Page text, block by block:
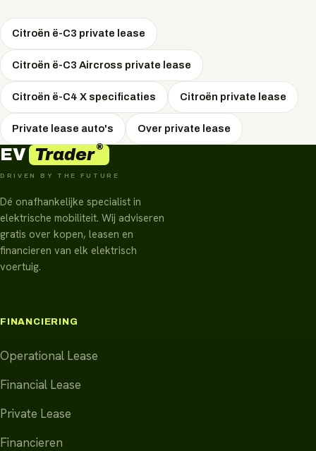
Citroën ë-C3 private lease
Citroën ë-C3 Aircross private lease
Citroën ë-C4 X specificaties Citroën private lease
Private lease auto's Over private lease
EV Trader®
DRIVEN BY THE FUTURE
Dé onafhankelijke specialist in
elektrische mobiliteit. Wij adviseren
gratis over kopen, leasen en
financieren van elk elektrisch
voertuig.
FINANCIERING
Operational Lease
Financial Lease
Private Lease
Financieren